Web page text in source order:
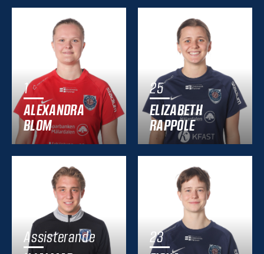
1
ALEXANDRA
BLOM
25
ELIZABETH
RAPPOLE
Assisterande
23